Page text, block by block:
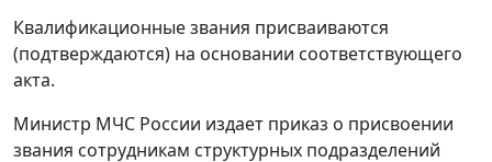
Квалификационные звания присваиваются
(подтверждаются) на основании соответствующего
акта.
Министр МЧС России издает приказ о присвоении
звания сотрудникам структурных подразделений